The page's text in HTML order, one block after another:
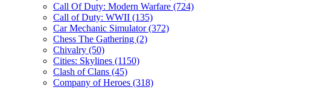
Call Of Duty: Modern Warfare (724)
Call of Duty: WWII (135)
Car Mechanic Simulator(372)
Chess The Gathering (2)
Chivalry (50)
Cities: Skylines (1150)
Clash of Clans (45)
Company of Heroes (318)